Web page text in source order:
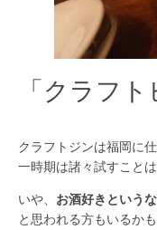
「クラフト
クラフトジンは福岡に
一時期は諸々試すこと
いや、 お酒好きという
と思われる方もいるか